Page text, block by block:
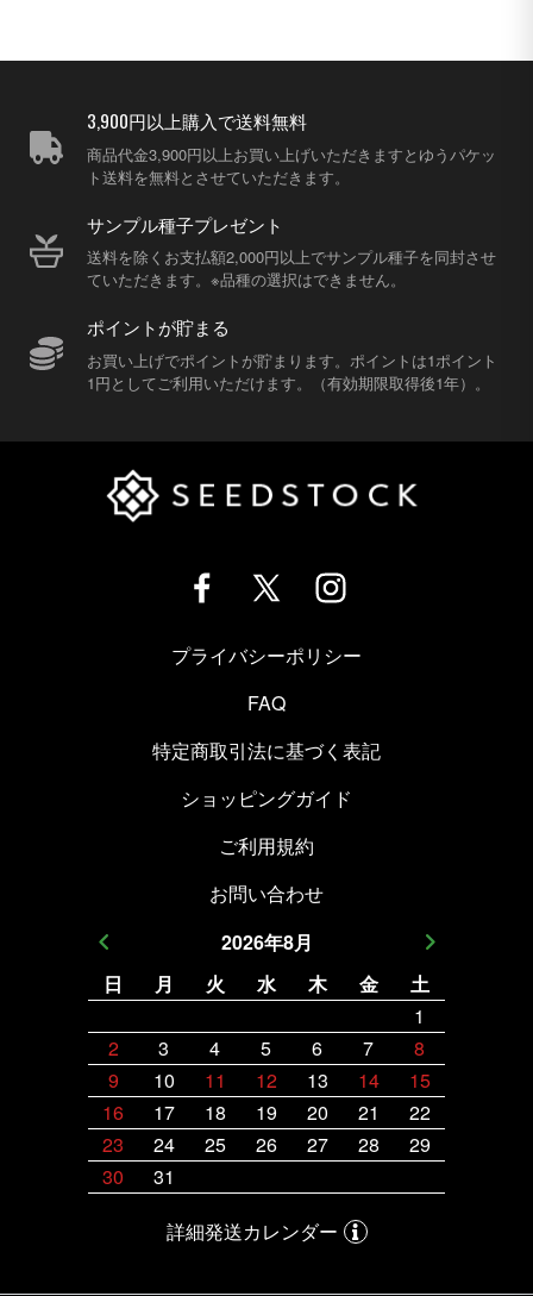
3,900円以上購入で送料無料
商品代金3,900円以上お買い上げいただきますとゆうパケッ
ト送料を無料とさせていただきます。
サンプル種子プレゼント
送料を除くお支払額2,000円以上でサンプル種子を同封させ
ていただきます。※品種の選択はできません。
ポイントが貯まる
お買い上げでポイントが貯まります。ポイントは1ポイント
1円としてご利用いただけます。（有効期限取得後1年）。
プライバシーポリシー
FAQ
特定商取引法に基づく表記
ショッピングガイド
ご利用規約
お問い合わせ
2026年8月
日
月 火 水 木 金
土
1
2
3 4 5 6 7
8
9
10 11 12 13 14
15
16
17 18 19 20 21
22
23
24 25 26 27 28
29
30
31
詳細発送カレンダー